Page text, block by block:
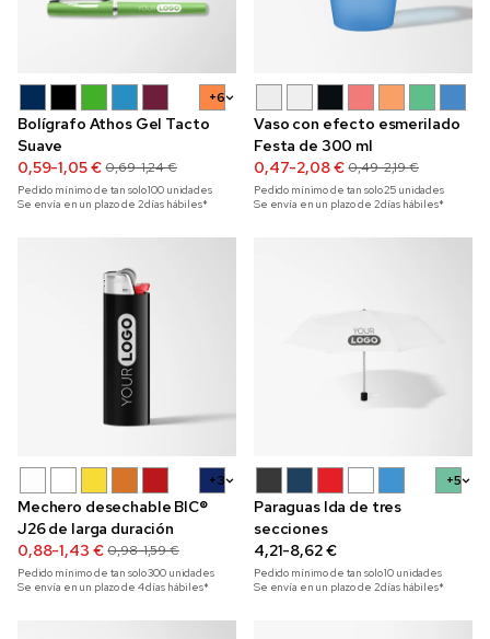
+6
Bolígrafo Athos Gel Tacto
Suave
0,59-1,05 € 0,69-1,24 €
Pedido mínimo de tan solo100unidades
Se envía en un plazo de 2 días hábiles*
Vaso con efecto esmerilado
Festa de 300 ml
0,47-2,08 € 0,49-2,19 €
Pedido mínimo de tan solo25 unidades
Se envía en un plazo de 2 días hábiles*
+3
Mechero desechable BIC®
J26 de larga duración
0,88-1,43 € 0,98-1,59 €
Pedido mínimo de tan solo300unidades
Se envía en un plazo de 4 días hábiles*
+5
Paraguas Ida de tres
secciones
4,21-8,62 €
Pedido mínimo de tan solo10 unidades
Se envía en un plazo de 2 días hábiles*